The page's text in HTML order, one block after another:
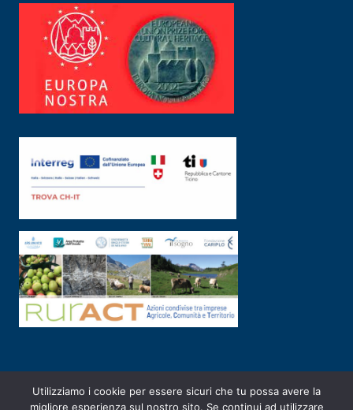
Utilizziamo i cookie per essere sicuri che tu possa avere la
migliore esperienza sul nostro sito. Se continui ad utilizzare